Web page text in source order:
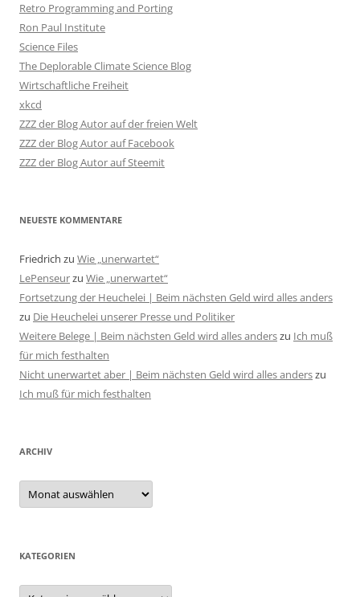
Retro Programming and Porting
Ron Paul Institute
Science Files
The Deplorable Climate Science Blog
Wirtschaftliche Freiheit
xkcd
ZZZ der Blog Autor auf der freien Welt
ZZZ der Blog Autor auf Facebook
ZZZ der Blog Autor auf Steemit
NEUESTE KOMMENTARE
Friedrich zu Wie „unerwartet“
LePenseurzu Wie „unerwartet“
Fortsetzung der Heuchelei | Beim nächsten Geld wird alles anders
zu Die Heuchelei unserer Presse und Politiker
Weitere Belege | Beim nächsten Geld wird alles anderszu Ich muß
für mich festhalten
Nicht unerwartet aber | Beim nächsten Geld wird alles anderszu
Ich muß für mich festhalten
ARCHIV
Archiv
KATEGORIEN
Kategorien